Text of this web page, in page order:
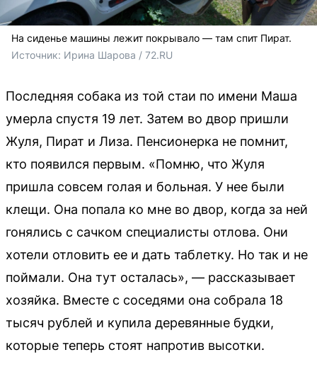
На сиденье машины лежит покрывало — там спит Пират.
Источник: Ирина Шарова / 72.RU
Последняя собака из той стаи по имени Маша
умерла спустя 19 лет. Затем во двор пришли
Жуля, Пират и Лиза. Пенсионерка не помнит,
кто появился первым. «Помню, что Жуля
пришла совсем голая и больная. У нее были
клещи. Она попала ко мне во двор, когда за ней
гонялись с сачком специалисты отлова. Они
хотели отловить ее и дать таблетку. Но так и не
поймали. Она тут осталась», — рассказывает
хозяйка. Вместе с соседями она собрала 18
тысяч рублей и купила деревянные будки,
которые теперь стоят напротив высотки.